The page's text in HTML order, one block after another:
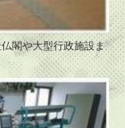
閣や大型行政施設ま